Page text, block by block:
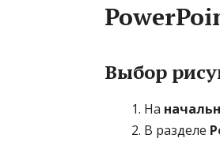
Выбор
На
В разделе